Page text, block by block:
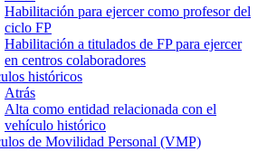
Habilitación para ejercer como profesor del
ciclo FP
Habilitación a titulados de FP para ejercer
en centros colaboradores
históricos
Atrás
Alta como entidad relacionada con el
vehículo histórico
de Movilidad Personal (VMP)